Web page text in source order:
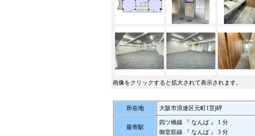
画像をクリックすると拡大されて表示されます。
所在地 大阪市浪速区元町1荳∫岼
最寄駅
四ツ橋線 『 なんば 』 1 分
御堂筋線 『 なんば 』 3 分